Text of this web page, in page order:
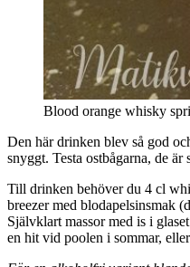
Blood orange whisky
Den här drinken blev så god
snyggt. Testa ostbågarna, de är
Till drinken behöver du 4 cl
breezer med blodapelsinsmak
Självklart massor med is i
en hit vid poolen i sommar,